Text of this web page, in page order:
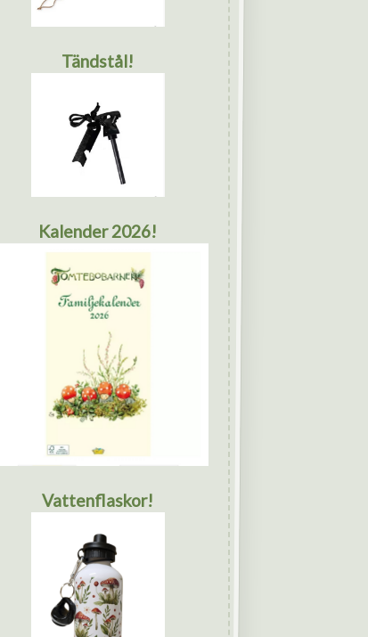
Tändstål!
Kalender 2026!
Vattenflaskor!